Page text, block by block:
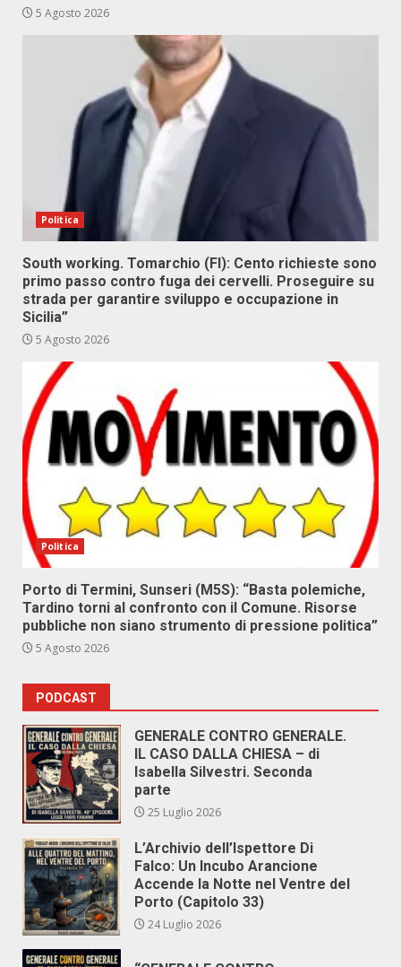
5 Agosto 2026
Politica
South working. Tomarchio (FI): Cento richieste sono
primo passo contro fuga dei cervelli. Proseguire su
strada per garantire sviluppo e occupazione in
Sicilia”
5 Agosto 2026
Politica
Porto di Termini, Sunseri (M5S): “Basta polemiche,
Tardino torni al confronto con il Comune. Risorse
pubbliche non siano strumento di pressione politica”
5 Agosto 2026
PODCAST
GENERALE CONTRO GENERALE.
IL CASO DALLA CHIESA – di
Isabella Silvestri. Seconda
parte
25 Luglio 2026
L’Archivio dell’Ispettore Di
Falco: Un Incubo Arancione
Accende la Notte nel Ventre del
Porto (Capitolo 33)
24 Luglio 2026